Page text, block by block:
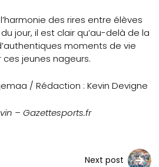
des rires entre élèves
jour, il est clair qu’au-delà de la
moments de vie
jeunes nageurs.
/ Rédaction : Kevin Devigne
– Gazettesports.fr
Next post